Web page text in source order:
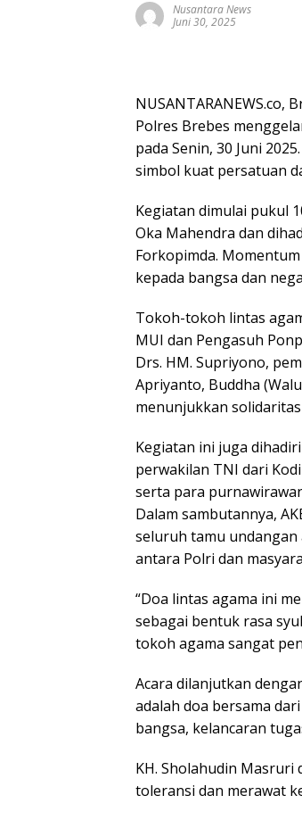
Nusantara News
Juni 30, 2025
NUSANTARANEWS.co,
Polres Brebes
pada Senin, 30 Juni
simbol kuat persatuan
Kegiatan dimulai pukul
Oka Mahendra dan
Forkopimda.
kepada bangsa dan
Tokoh-tokoh lintas
MUI dan Pengasuh
Drs. HM. Supriyono,
Apriyanto, Buddha
menunjukkan
Kegiatan ini juga
perwakilan TNI dari
serta para
Dalam sambutannya,
seluruh tamu
antara Polri dan
“Doa lintas agama ini
sebagai bentuk rasa
tokoh agama sangat
Acara dilanjutkan
adalah doa bersama
bangsa, kelancaran
KH. Sholahudin
toleransi dan merawat